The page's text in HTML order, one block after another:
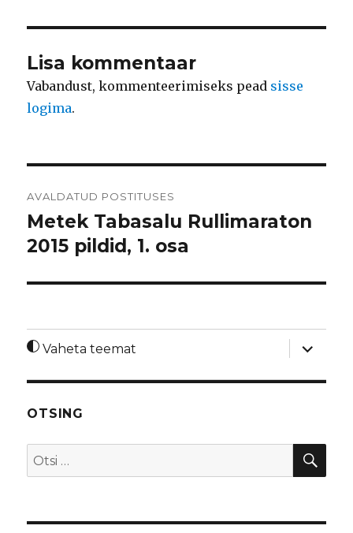
Lisa kommentaar
Vabandust, kommenteerimiseks pead sisse
logima.
AVALDATUD POSTITUSES
Metek Tabasalu Rullimaraton
2015 pildid, 1. osa
Vaheta teemat
laienda
OTSING
Otsi: